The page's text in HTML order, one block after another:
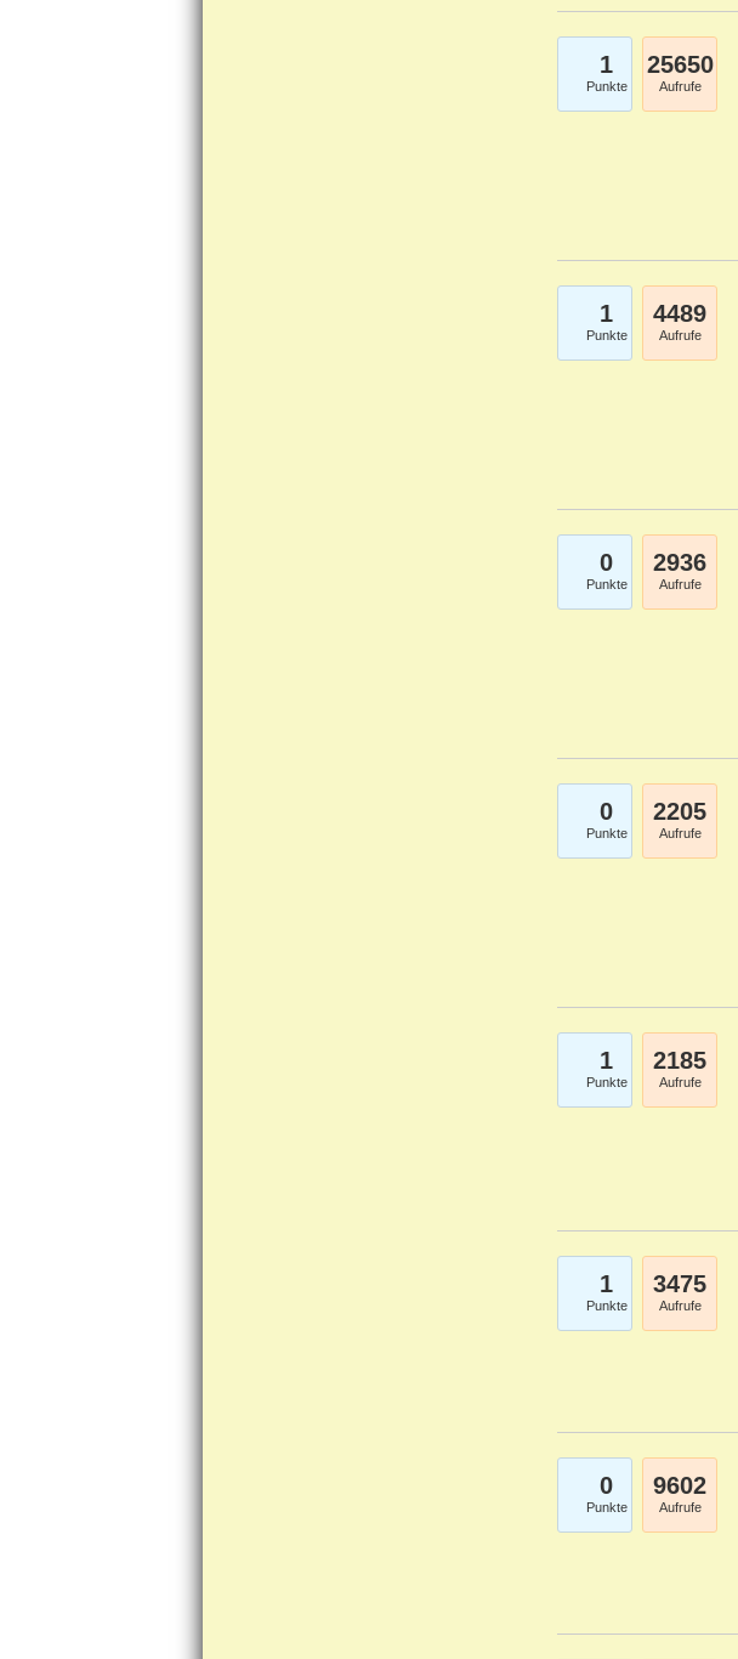
1
Punkte
25650
Aufrufe
1
Punkte
4489
Aufrufe
0
Punkte
2936
Aufrufe
0
Punkte
2205
Aufrufe
1
Punkte
2185
Aufrufe
1
Punkte
3475
Aufrufe
0
Punkte
9602
Aufrufe